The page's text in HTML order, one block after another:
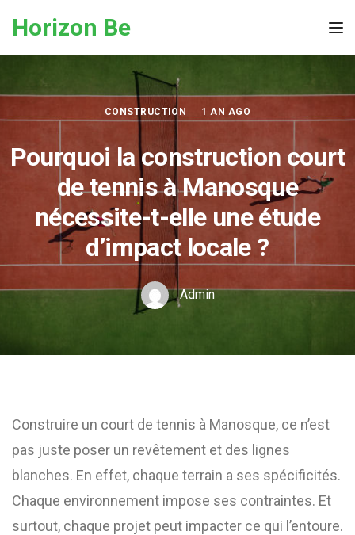
Horizon Be
CONSTRUCTION 1 AN AGO
Pourquoi la construction court
de tennis à Manosque
nécessite-t-elle une étude
d’impact locale ?
Admin
Construire un court de tennis à Manosque, ce n’est
pas juste poser un revêtement et des lignes
blanches. En effet, chaque terrain a ses spécificités.
Chaque environnement impose ses contraintes. Et
surtout, chaque projet peut impacter ce qui l’entoure.